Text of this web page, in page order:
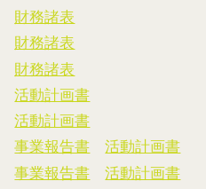
財務諸表
財務諸表
財務諸表
活動計画書
活動計画書
事業報告書
活動計画書
事業報告書
活動計画書